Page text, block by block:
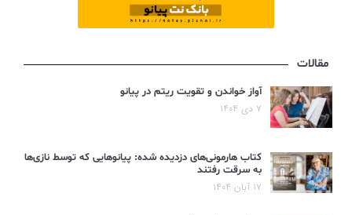
مقالات
آواز خواندن و تقویت ریتم در پیانو
۷ دی ۱۴۰۴
کتاب هارمونی‌های دزدیده شده: پیانوهایی که توسط نازی‌ها
به سرقت رفتند
۱۷ آبان ۱۴۰۴